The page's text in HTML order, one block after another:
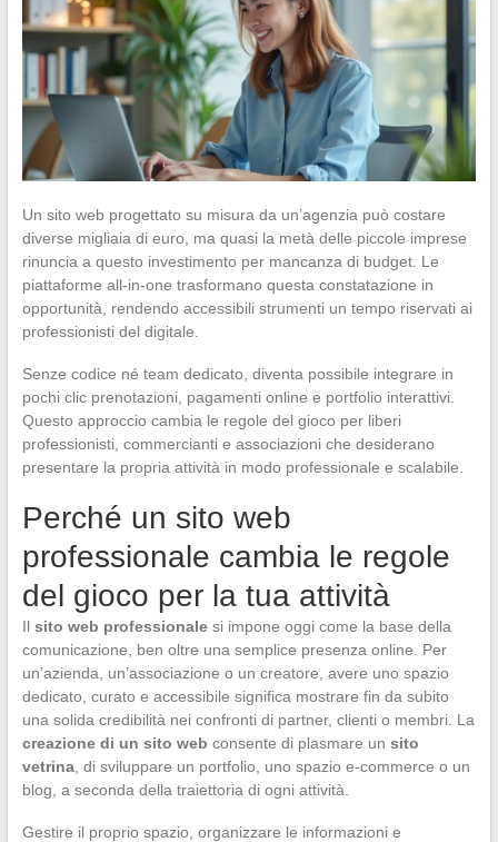
Un sito web progettato su misura da un’agenzia può costare
diverse migliaia di euro, ma quasi la metà delle piccole imprese
rinuncia a questo investimento per mancanza di budget. Le
piattaforme all-in-one trasformano questa constatazione in
opportunità, rendendo accessibili strumenti un tempo riservati ai
professionisti del digitale.
Senze codice né team dedicato, diventa possibile integrare in
pochi clic prenotazioni, pagamenti online e portfolio interattivi.
Questo approccio cambia le regole del gioco per liberi
professionisti, commercianti e associazioni che desiderano
presentare la propria attività in modo professionale e scalabile.
Perché un sito web
professionale cambia le regole
del gioco per la tua attività
Il sito web professionalesi impone oggi come la base della
comunicazione, ben oltre una semplice presenza online. Per
un’azienda, un’associazione o un creatore, avere uno spazio
dedicato, curato e accessibile significa mostrare fin da subito
una solida credibilità nei confronti di partner, clienti o membri. La
creazione di un sito web consente di plasmare un sito
vetrina, di sviluppare un portfolio, uno spazio e-commerce o un
blog, a seconda della traiettoria di ogni attività.
Gestire il proprio spazio, organizzare le informazioni e